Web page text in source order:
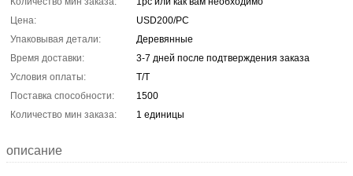
Цена:
USD200/PC
Упаковывая детали:
Деревянные
Время доставки:
3-7 дней после подтверждения заказа
Условия оплаты:
T/T
Поставка способности:
1500
Количество мин заказа:
1 единицы
описание